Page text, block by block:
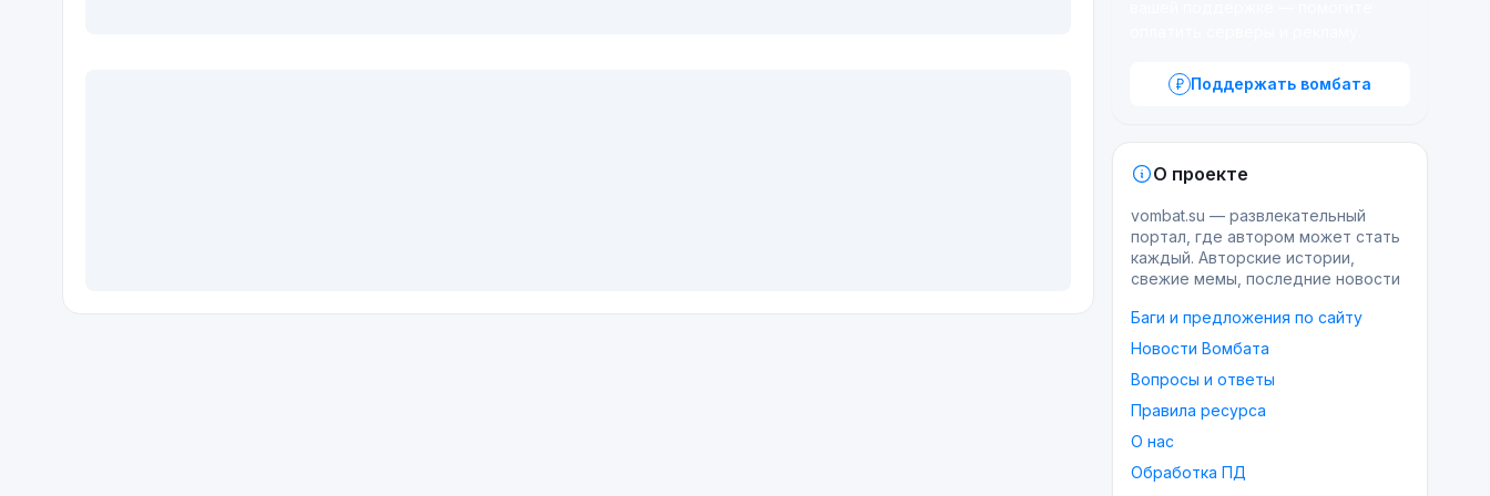
Поддержать вомбата
О проекте
vombat.su — развлекательный
портал, где автором может стать
каждый. Авторские истории,
свежие мемы, последние новости
Баги и предложения по сайту
Новости Вомбата
Вопросы и ответы
Правила ресурса
О нас
Обработка ПД